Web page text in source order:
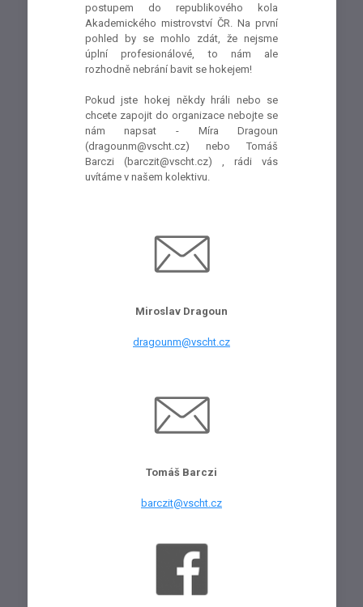
postupem do republikového kola
Akademického mistrovství ČR. Na první
pohled by se mohlo zdát, že nejsme
úplní profesionálové, to nám ale
rozhodně nebrání bavit se hokejem!
Pokud jste hokej někdy hráli nebo se
chcete zapojit do organizace nebojte se
nám napsat - Míra Dragoun
(dragounm@vscht.cz) nebo Tomáš
Barczi (barczit@vscht.cz) , rádi vás
uvítáme v našem kolektivu.
Miroslav Dragoun
dragounm@vscht.cz
Tomáš Barczi
barczit@vscht.cz